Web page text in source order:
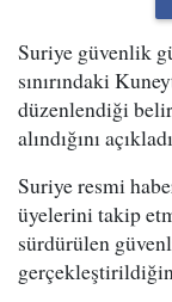
Suriye güvenlik
sınırındaki
düzenlendiği
alındığını
Suriye resmi
üyelerini takip
sürdürülen